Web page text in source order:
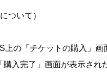
ついて）
上の「チケットの購入」画
入完了」画面が表示され